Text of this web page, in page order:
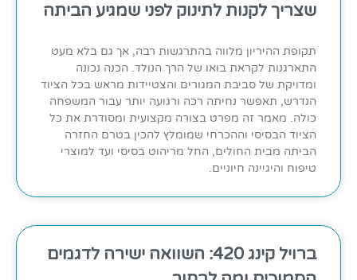
שצריך לקנות לתינוק לפני שמגיע הביתה
תקופת ההיריון מלווה בהתרגשות רבה, אך גם בלא מעט
התארגנות לקראת בואו של הרך הנולד. הכנה נכונה
ומדויקת של סביבת המגורים והצטיידות מראש בכל הציוד
הנדרש, תאפשר נחיתה רכה ורגועה יותר עבור המשפחה
כולה. מאמר זה מפרט בצורה מקצועית ומסודרת את כל
הציוד הבסיסי וההכרחי שמומלץ להכין בטרם החזרה
הביתה מבית החולים, החל מריהוט בסיסי ועד למוצרי
טיפוח והיגיינה חיוניים.
ברויל קינג 420: השוואה ישירה לדגמים